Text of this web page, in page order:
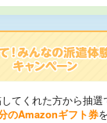
てくれた方から抽
のAmazonギフト券